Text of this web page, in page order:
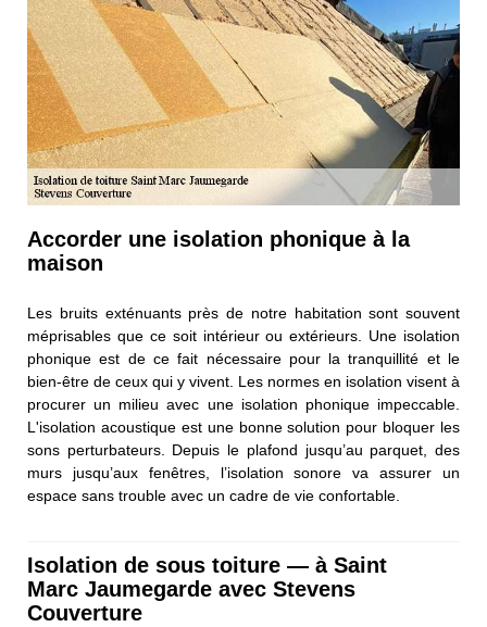
Accorder une isolation phonique à la
maison
Les bruits exténuants près de notre habitation sont souvent
méprisables que ce soit intérieur ou extérieurs. Une isolation
phonique est de ce fait nécessaire pour la tranquillité et le
bien-être de ceux qui y vivent. Les normes en isolation visent à
procurer un milieu avec une isolation phonique impeccable.
L'isolation acoustique est une bonne solution pour bloquer les
sons perturbateurs. Depuis le plafond jusqu’au parquet, des
murs jusqu’aux fenêtres, l’isolation sonore va assurer un
espace sans trouble avec un cadre de vie confortable.
Isolation de sous toiture — à Saint
Marc Jaumegarde avec Stevens
Couverture